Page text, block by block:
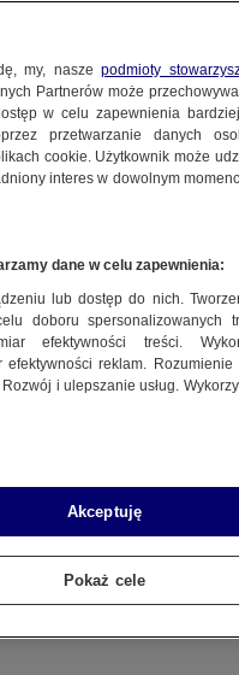
41 tysięcy osób
w dziewięciu
co
zgony z COVID-19.
my, naszepodmioty
Partnerów może
w celu zapewnienia
przetwarzanie danych
cookie. Użytkownik może
interes w dowolnym
dane w celu zapewnienia:
lub dostęp do nich.
doboru spersonalizowanych
efektywności treści.
efektywności reklam.
i ulepszanie usług.
Akceptuję
Pokaż cele